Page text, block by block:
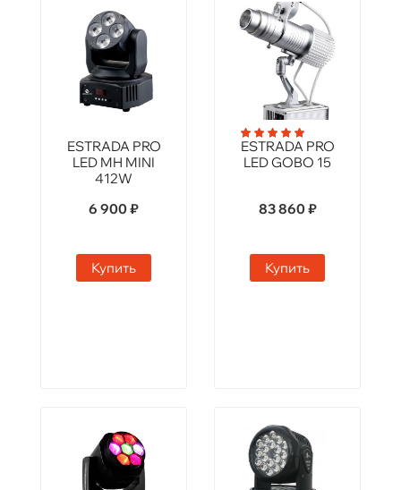
ESTRADA PRO
LED MH MINI
412W
6 900 ₽
Купить
ESTRADA PRO
LED GOBO 15
83 860 ₽
Купить